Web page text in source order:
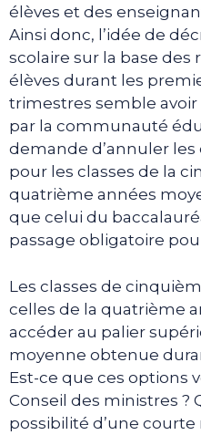
élèves et des
Ainsi donc, l’idée de
scolaire sur la base
élèves durant les
trimestres semble
par la communauté
demande d’annuler les
pour les classes de la
quatrième années
que celui du
passage obligatoire
Les classes de
celles de la quatrième
accéder au palier
moyenne obtenue
Est-ce que ces options
Conseil des ministres ?
possibilité d’une courte